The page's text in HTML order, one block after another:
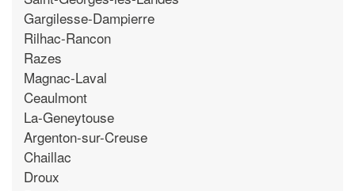
Gargilesse-Dampierre
Rilhac-Rancon
Razes
Magnac-Laval
Ceaulmont
La-Geneytouse
Argenton-sur-Creuse
Chaillac
Droux